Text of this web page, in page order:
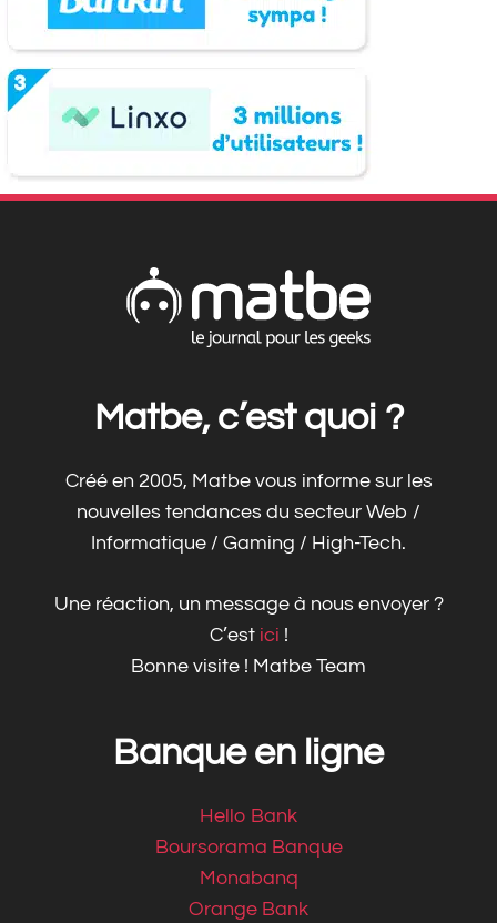
Matbe, c’est quoi ?
Créé en 2005, Matbe vous informe sur les
nouvelles tendances du secteur Web /
Informatique / Gaming / High-Tech.
Une réaction, un message à nous envoyer ?
C’est ici !
Bonne visite ! Matbe Team
Banque en ligne
Hello Bank
Boursorama Banque
Monabanq
Orange Bank